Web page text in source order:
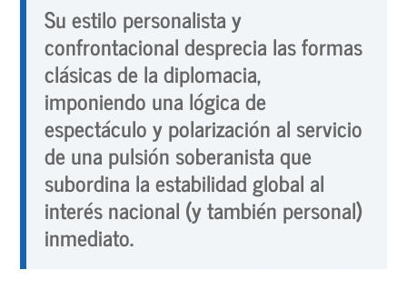
Su estilo personalista y
confrontacional desprecia las formas
clásicas de la diplomacia,
imponiendo una lógica de
espectáculo y polarización al servicio
de una pulsión soberanista que
subordina la estabilidad global al
interés nacional (y también personal)
inmediato.